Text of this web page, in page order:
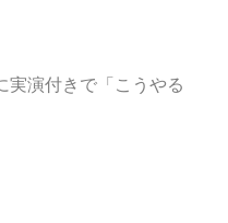
実演付きで「こうやる